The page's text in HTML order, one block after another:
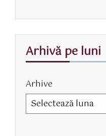
Arhivă pe luni
Arhive